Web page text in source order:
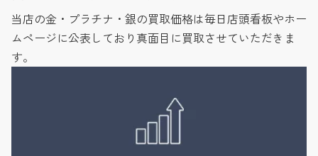
当店の金・プラチナ・銀の買取価格は毎日店頭看板やホー
ムページに公表しており真面目に買取させていただきま
す。